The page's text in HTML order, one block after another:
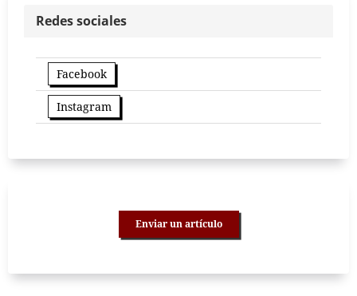
Redes sociales
Facebook
Instagram
Enviar un artículo